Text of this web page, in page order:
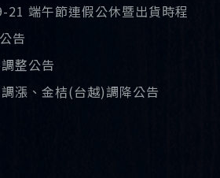
21 端午節連假公休暨出貨時程
告
整公告
漲、金桔(台越)調降公告